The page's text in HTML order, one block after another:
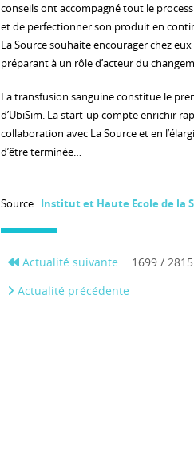
conseils ont accompagné tout le
et de perfectionner son produit en
La Source souhaite encourager chez
préparant à un rôle d’acteur du
La transfusion sanguine constitue le
d’UbiSim. La start-up compte enrichir
collaboration avec La Source et en
d’être terminée…
Source : Institut et Haute Ecole de la
Actualité suivante
1699 / 2815
Actualité précédente